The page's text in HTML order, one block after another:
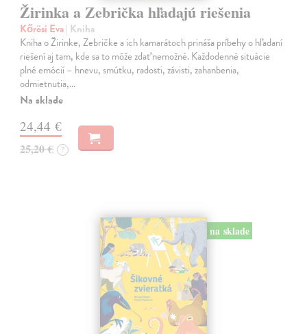
Žirinka a Zebrička hľadajú riešenia
Kőrösi Eva| Kniha
Kniha o Žirinke, Zebričke a ich kamarátoch prináša príbehy o hľadaní
riešení aj tam, kde sa to môže zdať nemožné. Každodenné situácie
plné emócií – hnevu, smútku, radosti, závisti, zahanbenia,
odmietnutia,…
Na sklade
24,44 €
25,20 € ?
na sklade